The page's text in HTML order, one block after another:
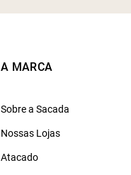
A MARCA
Sobre a Sacada
Nossas Lojas
Atacado